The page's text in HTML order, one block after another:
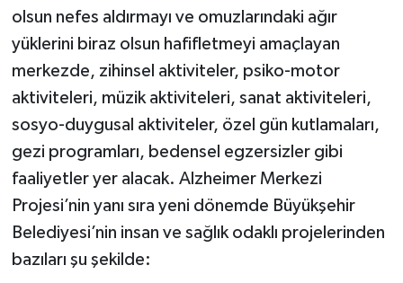
olsun nefes aldırmayı ve omuzlarındaki ağır
yüklerini biraz olsun hafifletmeyi amaçlayan
merkezde, zihinsel aktiviteler, psiko-motor
aktiviteleri, müzik aktiviteleri, sanat aktiviteleri,
sosyo-duygusal aktiviteler, özel gün kutlamaları,
gezi programları, bedensel egzersizler gibi
faaliyetler yer alacak. Alzheimer Merkezi
Projesi’nin yanı sıra yeni dönemde Büyükşehir
Belediyesi’nin insan ve sağlık odaklı projelerinden
bazıları şu şekilde: